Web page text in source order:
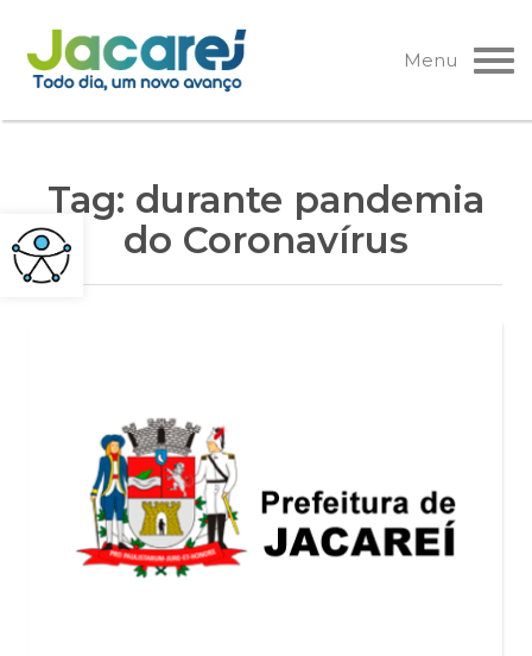
Pular
para
o
Menu
Tag: durante pandemia
do Coronavírus